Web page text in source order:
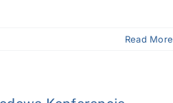
Read More